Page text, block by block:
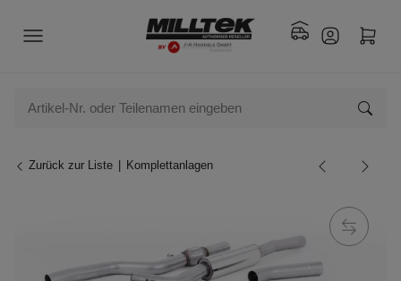
Zurück zur Liste Komplettanlagen